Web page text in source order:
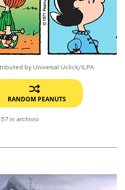
Europa
Altrecose
Mondiali calcio 2026
by Universal Uclick/ILPA
RANDOM PEANUTS
in archivio